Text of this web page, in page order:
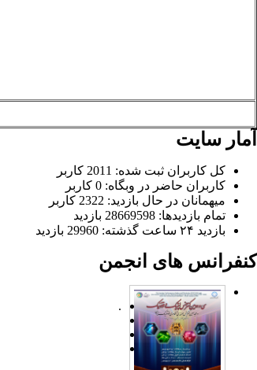
آمار سایت
کل کاربران ثبت شده: 2011 کاربر
کاربران حاضر در وبگاه: 0 کاربر
میهمانان در حال بازدید: 2322 کاربر
تمام بازدید‌ها: 28669598 بازدید
بازدید ۲۴ ساعت گذشته: 29960 بازدید
کنفرانس های انجمن
.